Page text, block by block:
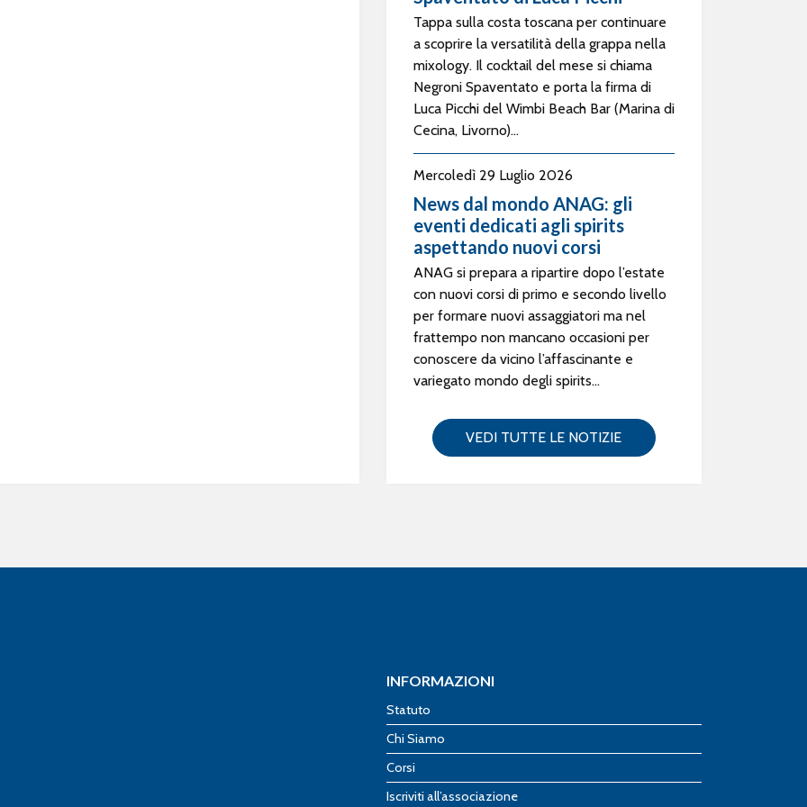
Tappa sulla costa toscana per continuare
a scoprire la versatilità della grappa nella
mixology. Il cocktail del mese si chiama
Negroni Spaventato e porta la firma di
Luca Picchi del Wimbi Beach Bar (Marina di
Cecina, Livorno)...
Mercoledì 29 Luglio 2026
News dal mondo ANAG: gli
eventi dedicati agli spirits
aspettando nuovi corsi
ANAG si prepara a ripartire dopo l’estate
con nuovi corsi di primo e secondo livello
per formare nuovi assaggiatori ma nel
frattempo non mancano occasioni per
conoscere da vicino l’affascinante e
variegato mondo degli spirits...
VEDI TUTTE LE NOTIZIE
INFORMAZIONI
Statuto
Chi Siamo
Corsi
Iscriviti all’associazione